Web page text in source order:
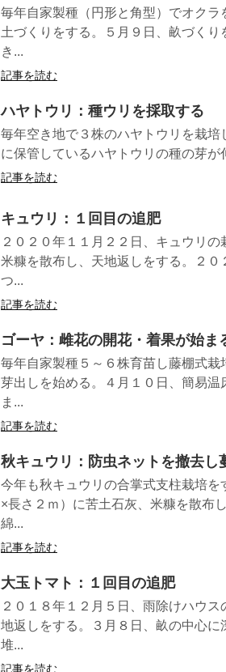
毎年自家製種（円形と角型）でオクラ
土づくりをする。５月９日、畝づく
き...
記事を読む
ハヤトウリ：種ウリを採取する
毎年空き地で３株のハヤトウリを栽
に保管しているハヤトウリの種の芽
記事を読む
キュウリ：１回目の追肥
２０２０年１１月２２日、キュウリ
米糠を散布し、天地返しをする。２
つ...
記事を読む
ゴーヤ：雌花の開花・着果が始ま
毎年自家製種５～６株育苗し藤棚式
芽出しを始める。４月１０日、簡易
ま...
記事を読む
秋キュウリ：防虫ネットを撤去し
今年も秋キュウリの合掌式支柱栽培
×長さ２ｍ）に苦土石灰、米糠を散布
綿...
記事を読む
大玉トマト：１回目の追肥
２０１８年１２月５日、雨除けハウ
地返しをする。３月８日、畝の中心
堆...
記事を読む